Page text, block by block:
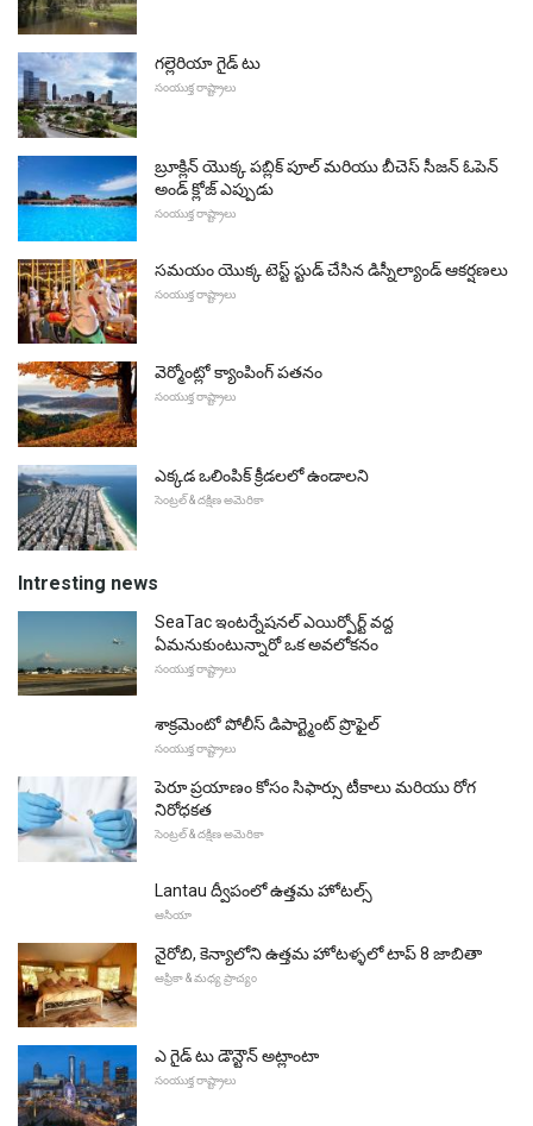
గల్లెరియా గైడ్ టు
సంయుక్త రాష్ట్రాలు
బ్రూక్లిన్ యొక్క పబ్లిక్ పూల్ మరియు బీచెస్ సీజన్ ఓపెన్
అండ్ క్లోజ్ ఎప్పుడు
సంయుక్త రాష్ట్రాలు
సమయం యొక్క టెస్ట్ స్టుడ్ చేసిన డిస్నీల్యాండ్ ఆకర్షణలు
సంయుక్త రాష్ట్రాలు
వెర్మోంట్లో క్యాంపింగ్ పతనం
సంయుక్త రాష్ట్రాలు
ఎక్కడ ఒలింపిక్ క్రీడలలో ఉండాలని
సెంట్రల్ & దక్షిణ అమెరికా
Intresting news
SeaTac ఇంటర్నేషనల్ ఎయిర్పోర్ట్ వద్ద
ఏమనుకుంటున్నారో ఒక అవలోకనం
సంయుక్త రాష్ట్రాలు
శాక్రమెంటో పోలీస్ డిపార్ట్మెంట్ ప్రొఫైల్
సంయుక్త రాష్ట్రాలు
పెరూ ప్రయాణం కోసం సిఫార్సు టీకాలు మరియు రోగ
నిరోధకత
సెంట్రల్ & దక్షిణ అమెరికా
Lantau ద్వీపంలో ఉత్తమ హోటల్స్
ఆసియా
నైరోబి, కెన్యాలోని ఉత్తమ హోటళ్ళలో టాప్ 8 జాబితా
ఆఫ్రికా & మధ్య ప్రాచ్యం
ఎ గైడ్ టు డౌన్టౌన్ అట్లాంటా
సంయుక్త రాష్ట్రాలు